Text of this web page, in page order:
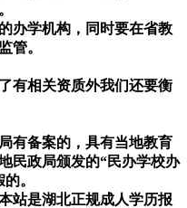
办学机构，同时要在省教
管。
有相关资质外我们还要衡
有备案的，具有当地教育
民政局颁发的“民办学校办
。
站是湖北正规成人学历报